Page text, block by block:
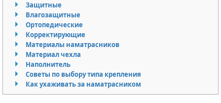
Защитные
Влагозащитные
Ортопедические
Корректирующие
Материалы наматрасников
Материал чехла
Наполнитель
Советы по выбору типа крепления
Как ухаживать за наматрасником